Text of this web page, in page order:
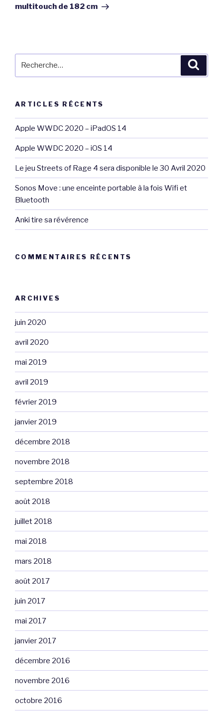
multitouch de 182 cm
ARTICLES RÉCENTS
Apple WWDC 2020 – iPadOS 14
Apple WWDC 2020 – iOS 14
Le jeu Streets of Rage 4 sera disponible le 30 Avril 2020
Sonos Move : une enceinte portable à la fois Wifi et
Bluetooth
Anki tire sa révérence
COMMENTAIRES RÉCENTS
ARCHIVES
juin 2020
avril 2020
mai 2019
avril 2019
février 2019
janvier 2019
décembre 2018
novembre 2018
septembre 2018
août 2018
juillet 2018
mai 2018
mars 2018
août 2017
juin 2017
mai 2017
janvier 2017
décembre 2016
novembre 2016
octobre 2016